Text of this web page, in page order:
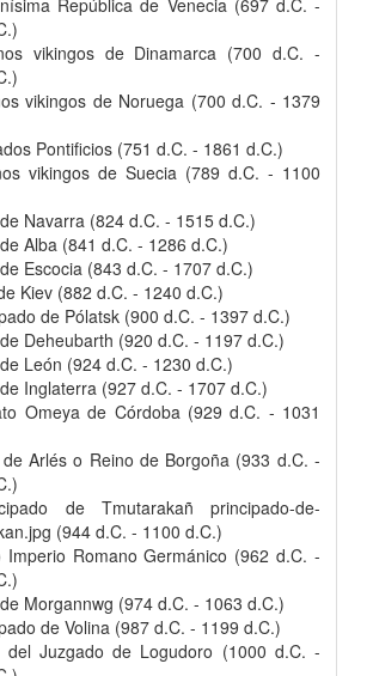
República de Venecia (697 d.C. -
vikingos de Dinamarca (700 d.C. -
vikingos de Noruega (700 d.C. - 1379
Pontificios (751 d.C. - 1861 d.C.)
vikingos de Suecia (789 d.C. - 1100
Navarra (824 d.C. - 1515 d.C.)
Alba (841 d.C. - 1286 d.C.)
Escocia (843 d.C. - 1707 d.C.)
Kiev (882 d.C. - 1240 d.C.)
de Pólatsk (900 d.C. - 1397 d.C.)
Deheubarth (920 d.C. - 1197 d.C.)
León (924 d.C. - 1230 d.C.)
Inglaterra (927 d.C. - 1707 d.C.)
Omeya de Córdoba (929 d.C. - 1031
Arlés o Reino de Borgoña (933 d.C. -
de Tmutarakañ principado-de-
(944 d.C. - 1100 d.C.)
Imperio Romano Germánico (962 d.C. -
Morgannwg (974 d.C. - 1063 d.C.)
de Volina (987 d.C. - 1199 d.C.)
del Juzgado de Logudoro (1000 d.C. -